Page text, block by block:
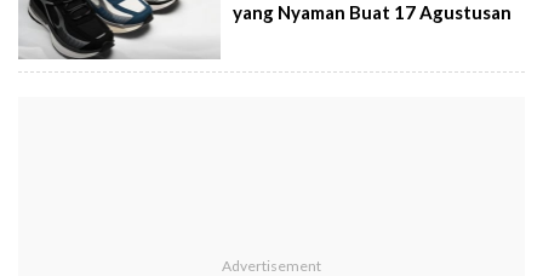
yang Nyaman Buat 17 Agustusan